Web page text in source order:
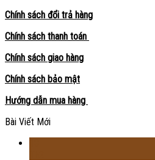
Chính sách đổi trả hàng
Chính sách thanh toán
Chính sách giao hàng
Chính sách bảo mật
Hướng dẫn mua hàng
Bài Viết Mới